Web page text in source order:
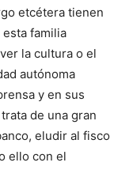
etcétera tienen
familia
la cultura o el
autónoma
y en sus
de una gran
eludir al fisco
ello con el